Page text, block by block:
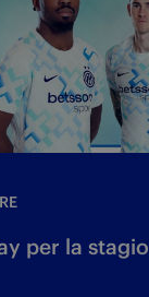
per la